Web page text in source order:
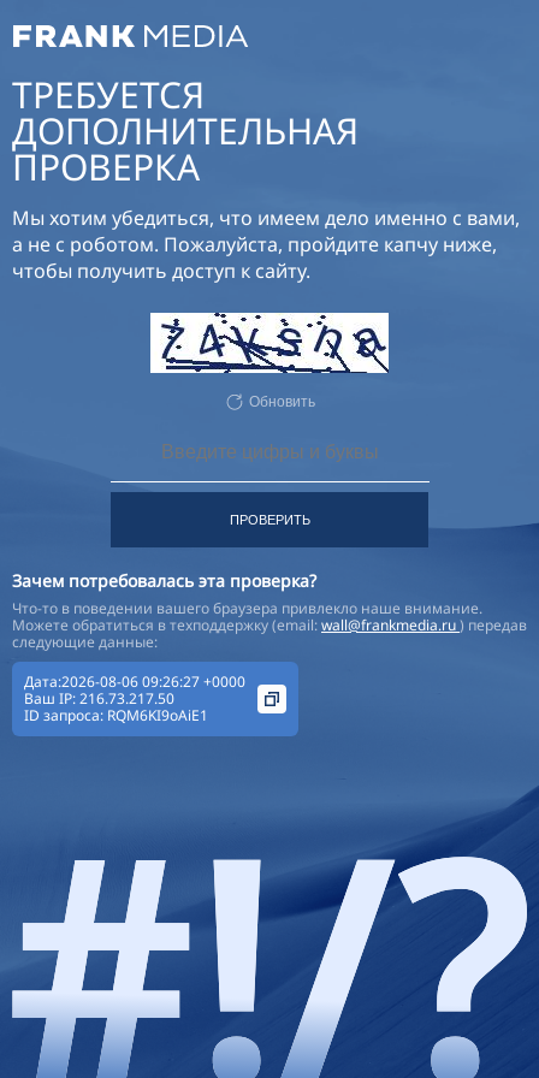
ТРЕБУЕТСЯ
ДОПОЛНИТЕЛЬНАЯ
ПРОВЕРКА
Мы хотим убедиться, что имеем дело именно с вами,
а не с роботом. Пожалуйста, пройдите капчу ниже,
чтобы получить доступ к сайту.
Обновить
ПРОВЕРИТЬ
Зачем потребовалась эта проверка?
Что-то в поведении вашего браузера привлекло наше внимание.
Можете обратиться в техподдержку (email:wall@frankmedia.ru) передав
следующие данные:
Дата:2026-08-06 09:26:27 +0000
Ваш IP:216.73.217.50
ID запроса: RQM6KI9oAiE1